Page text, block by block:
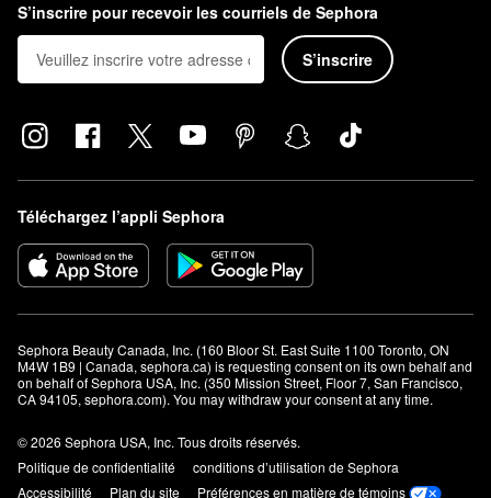
S’inscrire pour recevoir les courriels de Sephora
S’inscrire
Téléchargez l’appli Sephora
Sephora Beauty Canada, Inc. (160 Bloor St. East Suite 1100 Toronto, ON
M4W 1B9 | Canada, sephora.ca) is requesting consent on its own behalf and
on behalf of Sephora USA, Inc. (350 Mission Street, Floor 7, San Francisco,
CA 94105, sephora.com). You may withdraw your consent at any time.
© 2026 Sephora USA, Inc. Tous droits réservés.
Politique de confidentialité
conditions d’utilisation de Sephora
Accessibilité
Plan du site Préférences en matière de témoins